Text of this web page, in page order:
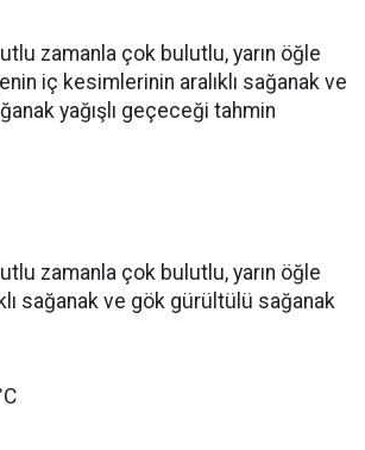
zamanla çok bulutlu, yarın öğle
iç kesimlerinin aralıklı sağanak ve
yağışlı geçeceği tahmin
zamanla çok bulutlu, yarın öğle
sağanak ve gök gürültülü sağanak